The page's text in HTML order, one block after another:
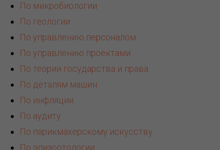
По микробиологии
По геологии
По управлению персоналом
По управлению проектами
По теории государства и права
По деталям машин
По инфляции
По аудиту
По парикмахерскому искусству
По эпизоотологии